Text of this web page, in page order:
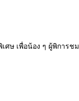
ศษ เพื่อน้อง ๆ ผู้พิการชม